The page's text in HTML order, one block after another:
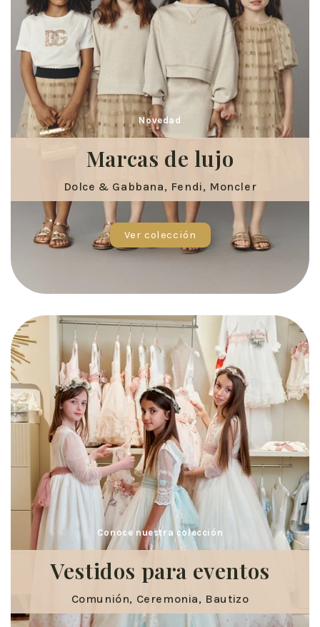
Novedad
Marcas de lujo
Dolce & Gabbana, Fendi, Moncler
Ver colección
Conoce nuestra colección
Vestidos para eventos
Comunión, Ceremonia, Bautizo